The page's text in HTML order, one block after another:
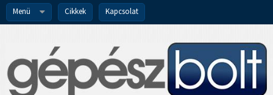
Menü Cikkek Kapcsolat